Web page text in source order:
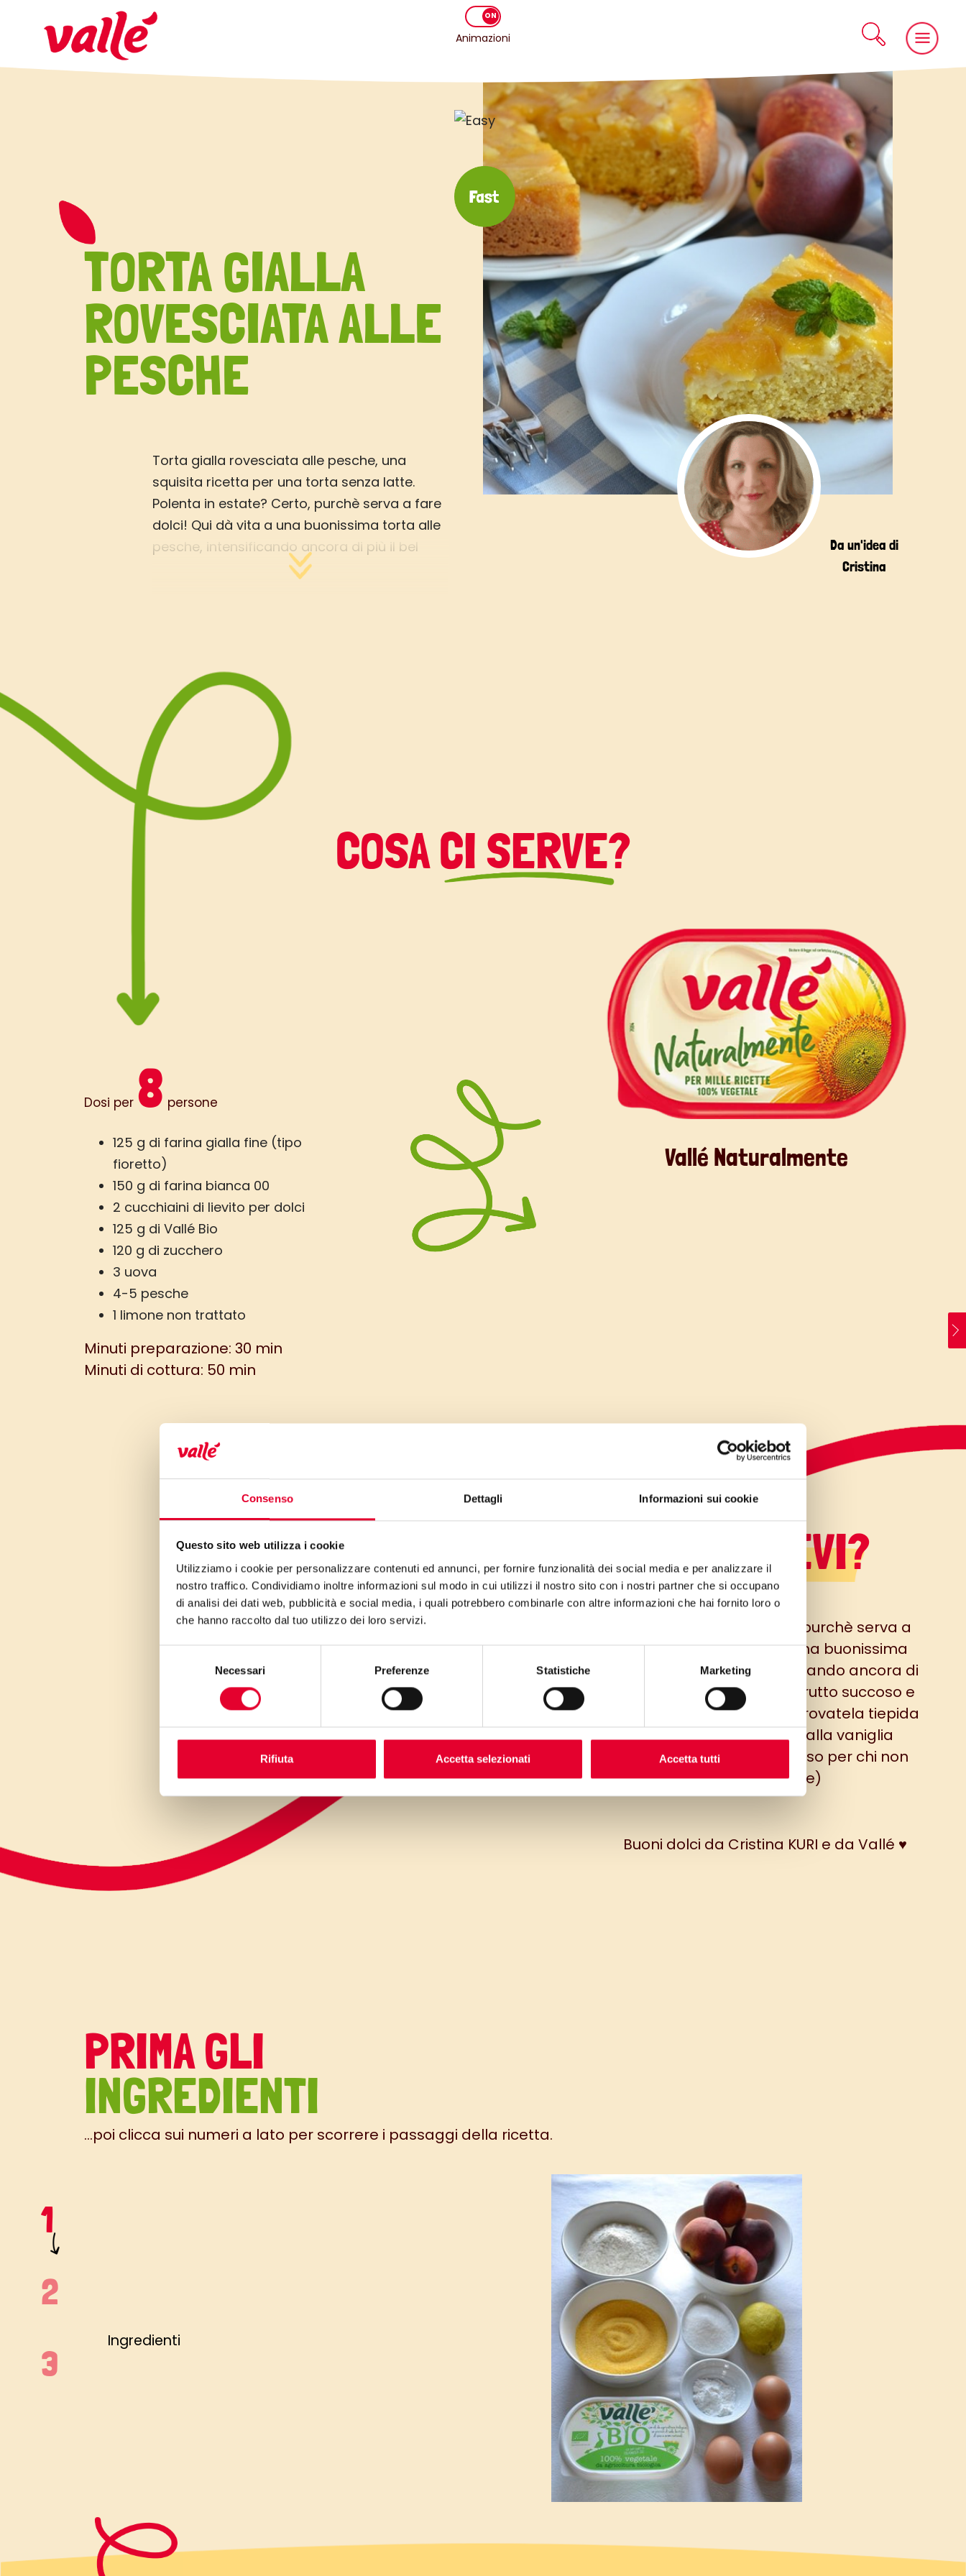
Consenso Dettagli Informazioni sui cookie
Questo sito web utilizza i cookie
Utilizziamo i cookie per personalizzare contenuti ed annunci, per fornire funzionalità dei social media e per analizzare il
nostro traffico. Condividiamo inoltre informazioni sul modo in cui utilizzi il nostro sito con i nostri partner che si occupano
di analisi dei dati web, pubblicità e social media, i quali potrebbero combinarle con altre informazioni che hai fornito loro o
che hanno raccolto dal tuo utilizzo dei loro servizi.
Necessari Preferenze Statistiche Marketing
Rifiuta Accetta selezionati Accetta tutti
Animazioni
TORTA GIALLA
ROVESCIATA ALLE
PESCHE
Torta gialla rovesciata alle pesche, una
squisita ricetta per una torta senza latte.
Polenta in estate? Certo, purchè serva a fare
dolci! Qui dà vita a una buonissima torta alle
pesche, intensificando ancora di più il bel
colore di questo frutto succoso e profumato.
torta rovesciata alle pesche?
Buoni dolci da Cristina KURI e da Vallé ♥
Da un'idea di
Cristina
COSA CI SERVE?
Dosi per 8 persone
125 g di farina gialla fine (tipo
fioretto)
150 g di farina bianca 00
2 cucchiaini di lievito per dolci
125 g di Vallé Bio
120 g di zucchero
3 uova
4-5 pesche
1 limone non trattato
Minuti preparazione: 30 min
Minuti di cottura: 50 min
Vallé Naturalmente
LO SAPEVI?
Polenta in estate? Certo, purchè serva a
fare dolci! Qui dà vita a una buonissima
torta alle pesche, intensificando ancora di
più il bel colore di questo frutto succoso e
profumato. Un consiglio? Provatela tiepida
col gelato alla crema o alla vaniglia
(ovviamente di soia o di riso per chi non
consuma latte)
Buoni dolci da Cristina KURI e da Vallé ♥
PRIMA GLI
INGREDIENTI
...poi clicca sui numeri a lato per scorrere i passaggi della ricetta.
Ingredienti